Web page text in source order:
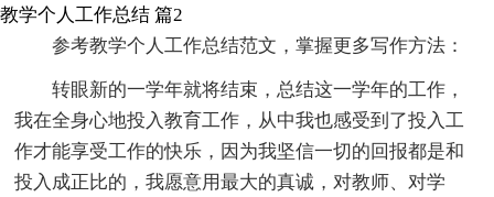
教学个人工作总结 篇2
参考教学个人工作总结范文，掌握更多写作方法：
转眼新的一学年就将结束，总结这一学年的工作，
我在全身心地投入教育工作，从中我也感受到了投入工
作才能享受工作的快乐，因为我坚信一切的回报都是和
投入成正比的，我愿意用最大的真诚，对教师、对学